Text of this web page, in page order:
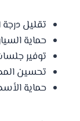
تقليل
حماية
توفير
تحسين
حماية